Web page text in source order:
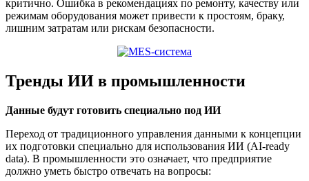
критично. Ошибка в рекомендациях по ремонту, качеству или
режимам оборудования может привести к простоям, браку,
лишним затратам или рискам безопасности.
Тренды ИИ в промышленности
Данные будут готовить специально под ИИ
Переход от традиционного управления данными к концепции
их подготовки специально для использования ИИ (AI-ready
data). В промышленности это означает, что предприятие
должно уметь быстро отвечать на вопросы: